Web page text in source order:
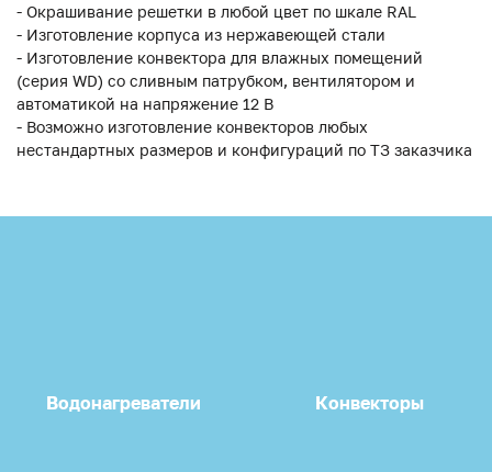
- Окрашивание решетки в любой цвет по шкале RAL
- Изготовление корпуса из нержавеющей стали
- Изготовление конвектора для влажных помещений
(серия WD) со сливным патрубком, вентилятором и
автоматикой на напряжение 12 В
- Возможно изготовление конвекторов любых
нестандартных размеров и конфигураций по ТЗ заказчика
Водонагреватели Конвекторы